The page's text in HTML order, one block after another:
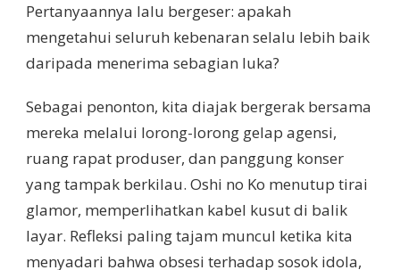
Pertanyaannya lalu bergeser: apakah
mengetahui seluruh kebenaran selalu lebih baik
daripada menerima sebagian luka?
Sebagai penonton, kita diajak bergerak bersama
mereka melalui lorong-lorong gelap agensi,
ruang rapat produser, dan panggung konser
yang tampak berkilau. Oshi no Ko menutup tirai
glamor, memperlihatkan kabel kusut di balik
layar. Refleksi paling tajam muncul ketika kita
menyadari bahwa obsesi terhadap sosok idola,